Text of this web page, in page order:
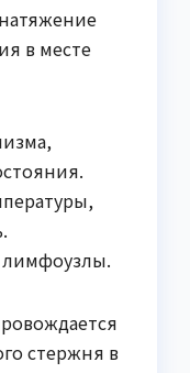
в месте
стержня в